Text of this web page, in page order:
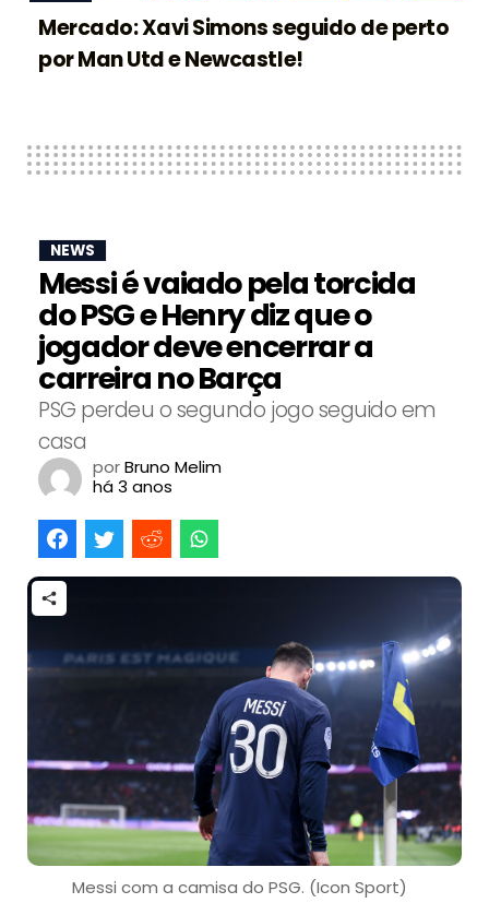
Mercado: Xavi Simons seguido de perto
por Man Utd e Newcastle!
NEWS
Messi é vaiado pela torcida
do PSG e Henry diz que o
jogador deve encerrar a
carreira no Barça
PSG perdeu o segundo jogo seguido em
casa
porBruno Melim
há 3 anos
Messi com a camisa do PSG. (Icon Sport)